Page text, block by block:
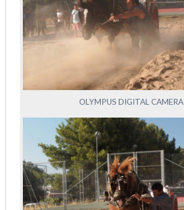
OLYMPUS DIGITAL CAMERA